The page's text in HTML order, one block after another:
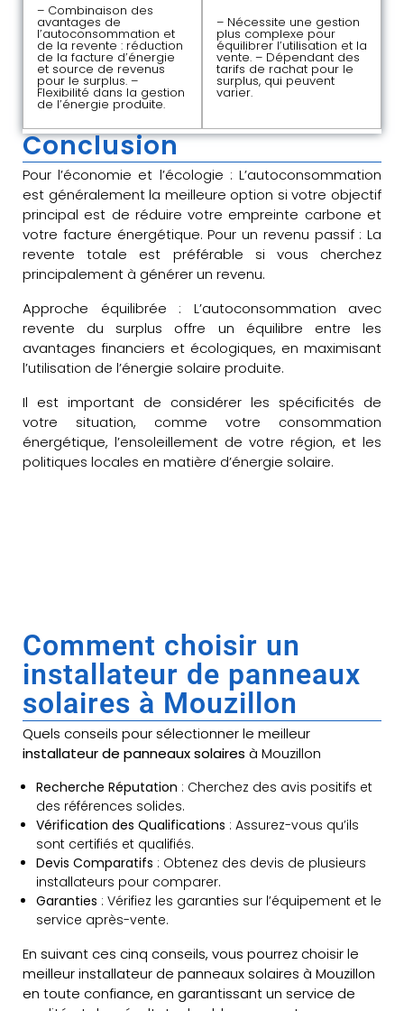
– Combinaison des
avantages de
l’autoconsommation et
de la revente : réduction
de la facture d’énergie
et source de revenus
pour le surplus. –
Flexibilité dans la gestion
de l’énergie produite.
– Nécessite une gestion
plus complexe pour
équilibrer l’utilisation et la
vente. – Dépendant des
tarifs de rachat pour le
surplus, qui peuvent
varier.
Conclusion
Pour l’économie et l’écologie : L’autoconsommation
est généralement la meilleure option si votre objectif
principal est de réduire votre empreinte carbone et
votre facture énergétique. Pour un revenu passif : La
revente totale est préférable si vous cherchez
principalement à générer un revenu.
Approche équilibrée : L’autoconsommation avec
revente du surplus offre un équilibre entre les
avantages financiers et écologiques, en maximisant
l’utilisation de l’énergie solaire produite.
Il est important de considérer les spécificités de
votre situation, comme votre consommation
énergétique, l’ensoleillement de votre région, et les
politiques locales en matière d’énergie solaire.
Comment choisir un
installateur de panneaux
solaires à Mouzillon
Quels conseils pour sélectionner le meilleur
installateur de panneaux solaires à Mouzillon
Recherche Réputation : Cherchez des avis positifs et
des références solides.
Vérification des Qualifications : Assurez-vous qu’ils
sont certifiés et qualifiés.
Devis Comparatifs : Obtenez des devis de plusieurs
installateurs pour comparer.
Garanties : Vérifiez les garanties sur l’équipement et le
service après-vente.
En suivant ces cinq conseils, vous pourrez choisir le
meilleur installateur de panneaux solaires à Mouzillon
en toute confiance, en garantissant un service de